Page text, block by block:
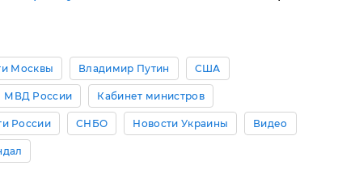
Москвы Владимир Путин США
МВД России Кабинет министров
России СНБО Новости Украины Видео